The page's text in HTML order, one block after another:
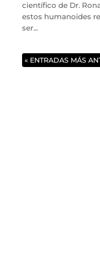
científico de Dr.
estos humanoides
ser...
« ENTRADAS MÁS